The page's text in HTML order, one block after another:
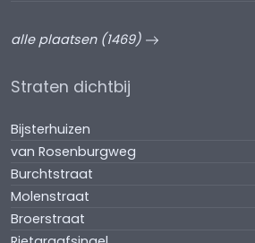
alle plaatsen (1469)
Straten dichtbij
Bijsterhuizen
van Rosenburgweg
Burchtstraat
Molenstraat
Broerstraat